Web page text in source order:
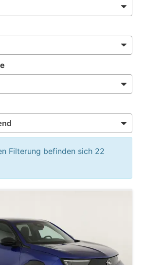
Filterung befinden sich 22